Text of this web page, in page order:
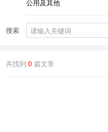
公用及其他
搜索
共找到 0 篇文章